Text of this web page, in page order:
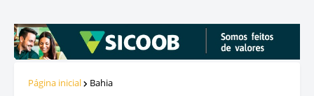
Página inicial Bahia